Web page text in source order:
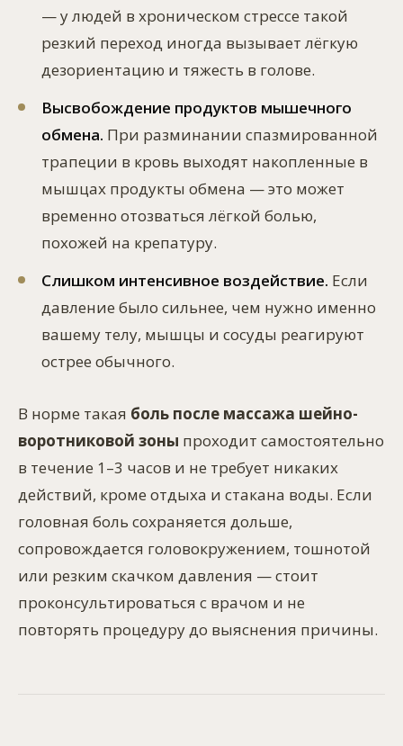
— у людей в хроническом стрессе такой
резкий переход иногда вызывает лёгкую
дезориентацию и тяжесть в голове.
Высвобождение продуктов мышечного
обмена. При разминании спазмированной
трапеции в кровь выходят накопленные в
мышцах продукты обмена — это может
временно отозваться лёгкой болью,
похожей на крепатуру.
Слишком интенсивное воздействие. Если
давление было сильнее, чем нужно именно
вашему телу, мышцы и сосуды реагируют
острее обычного.
В норме такая боль после массажа шейно-
воротниковой зоны проходит самостоятельно
в течение 1–3 часов и не требует никаких
действий, кроме отдыха и стакана воды. Если
головная боль сохраняется дольше,
сопровождается головокружением, тошнотой
или резким скачком давления — стоит
проконсультироваться с врачом и не
повторять процедуру до выяснения причины.